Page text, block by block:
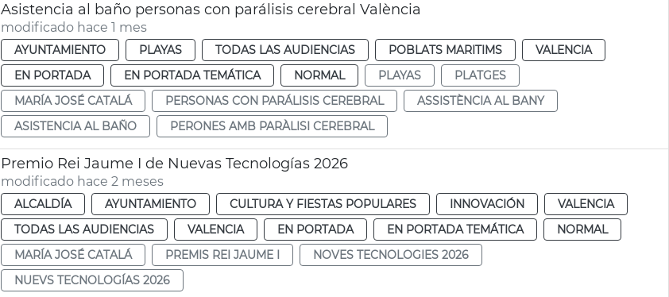
Asistencia al baño personas con parálisis cerebral València
modificado hace 1 mes
AYUNTAMIENTO PLAYAS TODAS LAS AUDIENCIAS POBLATS MARITIMS
VALENCIA
EN PORTADA
EN PORTADA TEMÁTICA NORMAL PLAYAS
PLATGES
MARÍA JOSÉ CATALÁ
PERSONAS CON PARÁLISIS CEREBRAL
ASSISTÈNCIA AL BANY
ASISTENCIA AL BAÑO
PERONES AMB PARÀLISI CEREBRAL
Premio Rei Jaume I de Nuevas Tecnologías 2026
modificado hace 2 meses
ALCALDÍA AYUNTAMIENTO CULTURA Y FIESTAS POPULARES INNOVACIÓN
VALENCIA
TODAS LAS AUDIENCIAS
VALENCIA EN PORTADA EN PORTADA TEMÁTICA
NORMAL
MARÍA JOSÉ CATALÁ
PREMIS REI JAUME I
NOVES TECNOLOGIES 2026
NUEVS TECNOLOGÍAS 2026